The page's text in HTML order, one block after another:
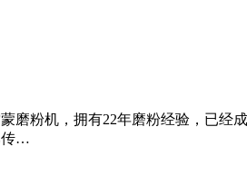
磨粉机，拥有22年磨粉经验，已经
传…